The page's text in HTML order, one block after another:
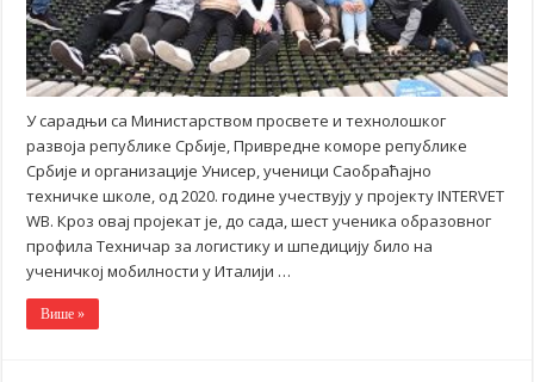
У сарадњи са Министарством просвете и технолошког
развоја републике Србије, Привредне коморе републике
Србије и организације Унисер, ученици Саобраћајно
техничке школе, од 2020. године учествују у пројекту INTERVET
WB. Кроз овај пројекат је, до сада, шест ученика образовног
профила Техничар за логистику и шпедицију било на
ученичкој мобилности у Италији …
Више »